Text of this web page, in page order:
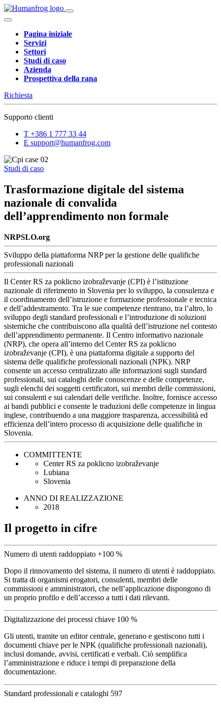
Pagina iniziale
Servizi
Settori
Studi di caso
Azienda
Prospettiva della rana
Richiesta
Supporto clienti
T +386 1 777 33 44
E support@humanfrog.com
Studi di caso
Trasformazione digitale del sistema
nazionale di convalida
dell’apprendimento non formale
NRPSLO.org
Sviluppo della piattaforma NRP per la gestione delle qualifiche
professionali nazionali
Il Center RS za poklicno izobraževanje (CPI) è l’istituzione
nazionale di riferimento in Slovenia per lo sviluppo, la consulenza e
il coordinamento dell’istruzione e formazione professionale e tecnica
e dell’addestramento. Tra le sue competenze rientrano, tra l’altro, lo
sviluppo degli standard professionali e l’introduzione di soluzioni
sistemiche che contribuiscono alla qualità dell’istruzione nel contesto
dell’apprendimento permanente. Il Centro informativo nazionale
(NRP), che opera all’interno del Center RS za poklicno
izobraževanje (CPI), è una piattaforma digitale a supporto del
sistema delle qualifiche professionali nazionali (NPK). NRP
consente un accesso centralizzato alle informazioni sugli standard
professionali, sui cataloghi delle conoscenze e delle competenze,
sugli elenchi dei soggetti certificatori, sui membri delle commissioni,
sui consulenti e sui calendari delle verifiche. Inoltre, fornisce accesso
ai bandi pubblici e consente le traduzioni delle competenze in lingua
inglese, contribuendo a una maggiore trasparenza, accessibilità ed
efficienza dell’intero processo di acquisizione delle qualifiche in
Slovenia.
COMMITTENTE
Center RS za poklicno izobraževanje
Lubiana
Slovenia
ANNO DI REALIZZAZIONE
2018
Il progetto in cifre
Numero di utenti raddoppiato +100 %
Dopo il rinnovamento del sistema, il numero di utenti è raddoppiato.
Si tratta di organismi erogatori, consulenti, membri delle
commissioni e amministratori, che nell’applicazione dispongono di
un proprio profilo e dell’accesso a tutti i dati rilevanti.
Digitalizzazione dei processi chiave 100 %
Gli utenti, tramite un editor centrale, generano e gestiscono tutti i
documenti chiave per le NPK (qualifiche professionali nazionali),
inclusi domande, avvisi, certificati e verbali. Ciò semplifica
l’amministrazione e riduce i tempi di preparazione della
documentazione.
Standard professionali e cataloghi 597